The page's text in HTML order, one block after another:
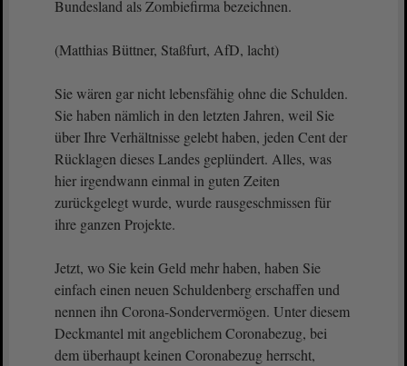
Bundesland als Zombiefirma bezeichnen.
(Matthias Büttner, Staßfurt, AfD, lacht)
Sie wären gar nicht lebensfähig ohne die Schulden.
Sie haben nämlich in den letzten Jahren, weil Sie
über Ihre Verhältnisse gelebt haben, jeden Cent der
Rücklagen dieses Landes geplündert. Alles, was
hier irgendwann einmal in guten Zeiten
zurückgelegt wurde, wurde rausgeschmissen für
ihre ganzen Projekte.
Jetzt, wo Sie kein Geld mehr haben, haben Sie
einfach einen neuen Schuldenberg erschaffen und
nennen ihn Corona-Sondervermögen. Unter diesem
Deckmantel mit angeblichem Coronabezug, bei
dem überhaupt keinen Coronabezug herrscht,